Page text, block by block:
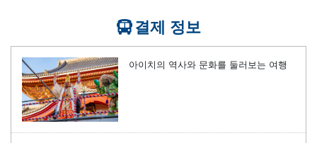
결제 정보
아이치의 역사와 문화를 둘러보는 여행